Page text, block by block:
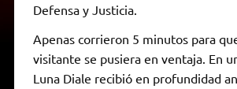
Defensa y Justicia.
Apenas corrieron 5 minutos para
visitante se pusiera en ventaja. En
Luna Diale recibió en profundidad